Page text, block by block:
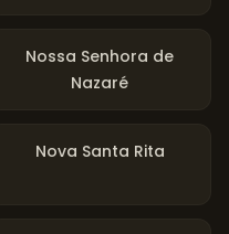
Nossa Senhora de
Nazaré
Nova Santa Rita